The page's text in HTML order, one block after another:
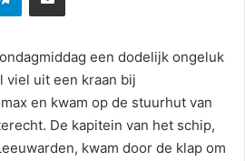
een dodelijk ongeluk
viel uit een kraan bij
en kwam op de stuurhut van
De kapitein van het schip,
kwam door de klap om